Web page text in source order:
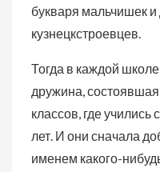
букваря мальчишек
кузнецкстроевцев.
Тогда в каждой
дружина,
классов, где учились
лет. И они сначала
именем какого-